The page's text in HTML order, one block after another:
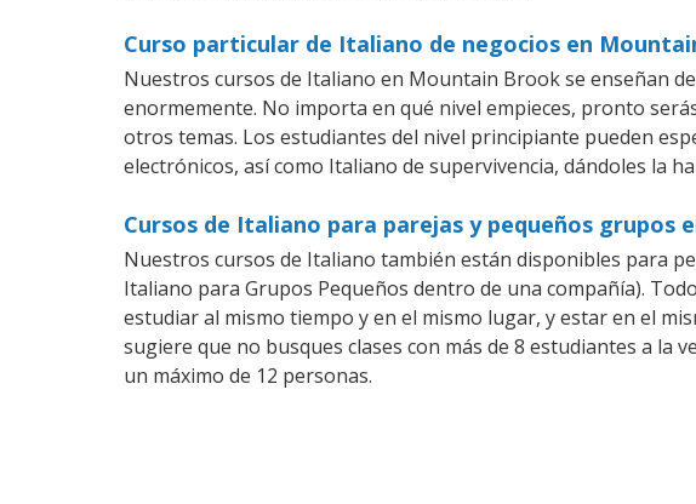
Curso particular de Italiano de negocios en
Nuestros cursos de Italiano en Mountain Brook se enseñan
enormemente. No importa en qué nivel empieces, pronto
otros temas. Los estudiantes del nivel principiante pueden
electrónicos, así como Italiano de supervivencia, dándoles la
Cursos de Italiano para parejas y pequeños
Nuestros cursos de Italiano también están disponibles para
Italiano para Grupos Pequeños dentro de una compañía).
estudiar al mismo tiempo y en el mismo lugar, y estar en el
sugiere que no busques clases con más de 8 estudiantes a la
un máximo de 12 personas.